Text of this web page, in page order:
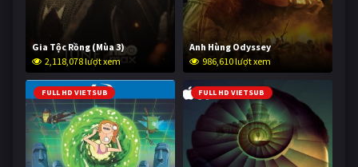
Gia Tộc Rồng (Mùa 3)
2,118,078 lượt xem
Anh Hùng Odyssey
986,610 lượt xem
FULL HD VIETSUB FULL HD VIETSUB